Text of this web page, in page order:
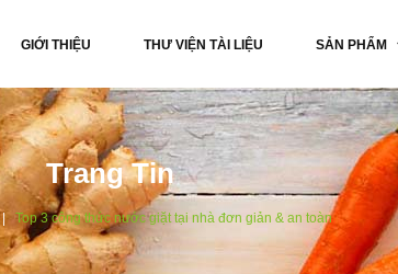
GIỚI THIỆU THƯ VIỆN TÀI LIỆU SẢN PHẨM
Trang Tin
Top 3 công thức nước giặt tại nhà đơn giản & an toàn